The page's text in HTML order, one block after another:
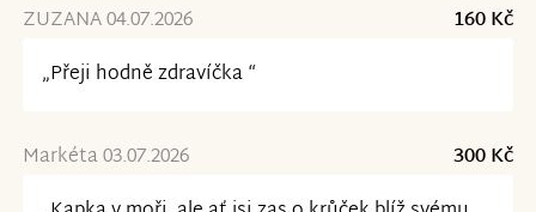
ZUZANA 04.07.2026
160 Kč
„Přeji hodně zdravíčka “
Markéta 03.07.2026
300 Kč